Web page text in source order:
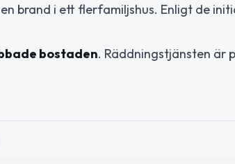
brand i ett flerfamiljshus. Enligt de
bostaden. Räddningstjänsten är